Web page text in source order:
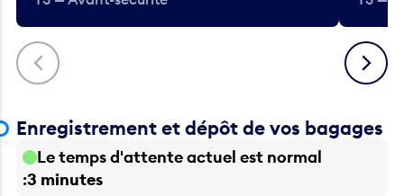
Précédent Suivant
Enregistrement et dépôt de vos bagages
Le temps d'attente actuel est normal
3 minutes